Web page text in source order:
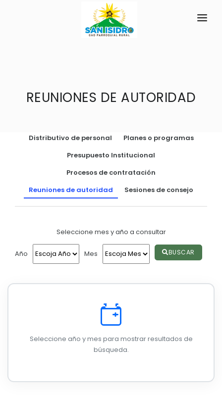
RESEÑA HISTÓRICA
Clima
GAD
GESTIÓN Y PRESUPUESTO
GESTIÓN INSTITUCIONAL
Sesiones Extraordinarias
Convocatorias
GESTIÓN ADMINISTRATIVA
Plan Operativo Anual - POA
Convenios Institucionales
PRESUPUESTO: EJECUCIÓN Y REPORTES
Procesos de contratación
MECANISMOS DE PARTICIPACIÓN
CIUDADANÍA ACTIVA
REUNIONES DE AUTORIDAD
Distributivo de personal
Planes o programas
Presupuesto Institucional
Procesos de contratación
Reuniones de autoridad
Sesiones de consejo
Seleccione mes y año a consultar
Año Mes BUSCAR
Seleccione año y mes para mostrar resultados de
búsqueda.